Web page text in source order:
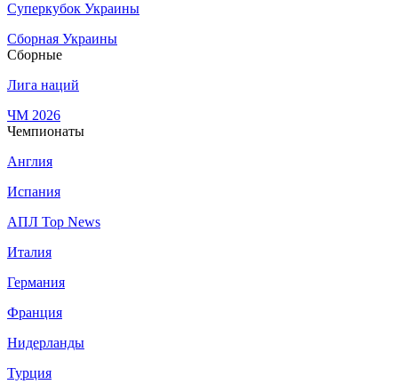
Суперкубок Украины
Сборная Украины
Сборные
Лига наций
ЧМ 2026
Чемпионаты
Англия
Испания
АПЛ Top News
Италия
Германия
Франция
Нидерланды
Турция